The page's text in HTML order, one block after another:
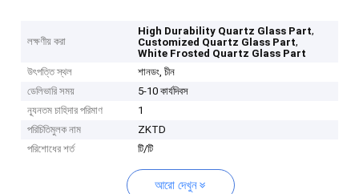
লক্ষণীয় করা
High Durability Quartz Glass Part,
Customized Quartz Glass Part,
White Frosted Quartz Glass Part
উৎপত্তি স্থল
শানডং, চীন
ডেলিভারি সময়
5-10 কার্যদিবস
ন্যূনতম চাহিদার পরিমাণ
1
পরিচিতিমুলক নাম
ZKTD
পরিশোধের শর্ত
টি/টি
আরো দেখুন